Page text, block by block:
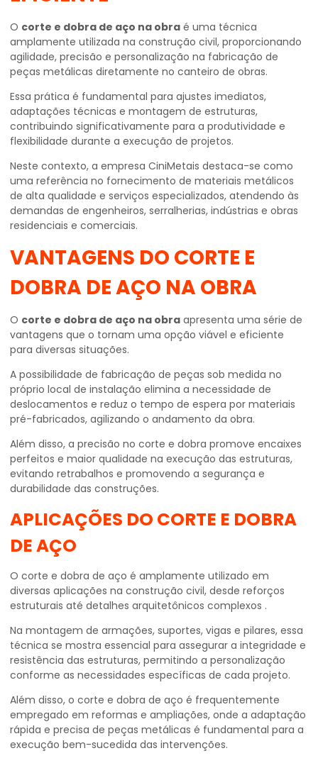
O corte e dobra de aço na obra é uma técnica
amplamente utilizada na construção civil, proporcionando
agilidade, precisão e personalização na fabricação de
peças metálicas diretamente no canteiro de obras.
Essa prática é fundamental para ajustes imediatos,
adaptações técnicas e montagem de estruturas,
contribuindo significativamente para a produtividade e
flexibilidade durante a execução de projetos.
Neste contexto, a empresa CiniMetais destaca-se como
uma referência no fornecimento de materiais metálicos
de alta qualidade e serviços especializados, atendendo às
demandas de engenheiros, serralherias, indústrias e obras
residenciais e comerciais.
VANTAGENS DO CORTE E
DOBRA DE AÇO NA OBRA
O corte e dobra de aço na obra apresenta uma série de
vantagens que o tornam uma opção viável e eficiente
para diversas situações.
A possibilidade de fabricação de peças sob medida no
próprio local de instalação elimina a necessidade de
deslocamentos e reduz o tempo de espera por materiais
pré-fabricados, agilizando o andamento da obra.
Além disso, a precisão no corte e dobra promove encaixes
perfeitos e maior qualidade na execução das estruturas,
evitando retrabalhos e promovendo a segurança e
durabilidade das construções.
APLICAÇÕES DO CORTE E DOBRA
DE AÇO
O corte e dobra de aço é amplamente utilizado em
diversas aplicações na construção civil, desde reforços
estruturais até detalhes arquitetônicos complexos .
Na montagem de armações, suportes, vigas e pilares, essa
técnica se mostra essencial para assegurar a integridade e
resistência das estruturas, permitindo a personalização
conforme as necessidades específicas de cada projeto.
Além disso, o corte e dobra de aço é frequentemente
empregado em reformas e ampliações, onde a adaptação
rápida e precisa de peças metálicas é fundamental para a
execução bem-sucedida das intervenções.